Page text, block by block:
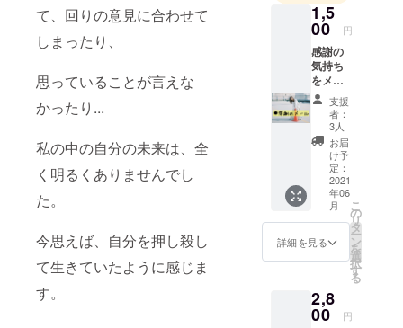
て、回りの意見に合わせて
しまったり、
思っていることが言えな
かったり...
私の中の自分の未来は、全
く明るくありませんでし
た。
今思えば、自分を押し殺し
て生きていたように感じま
す。
1,5
00 円
感謝の
気持ち
をメー
ルに込
めて送
らせて
いただ
きま
す。
支援
者：
3人
お届
け予
定：
2021
年06
月
詳細を見る
こ
の
リ
タ
ー
ン
を
選
択
す
る
2,8
00 円